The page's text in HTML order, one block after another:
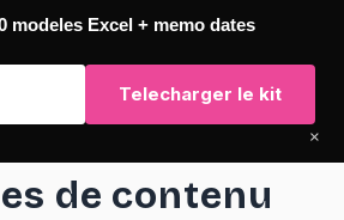
de contenu
modeles Excel + memo dates
Telecharger le kit
×